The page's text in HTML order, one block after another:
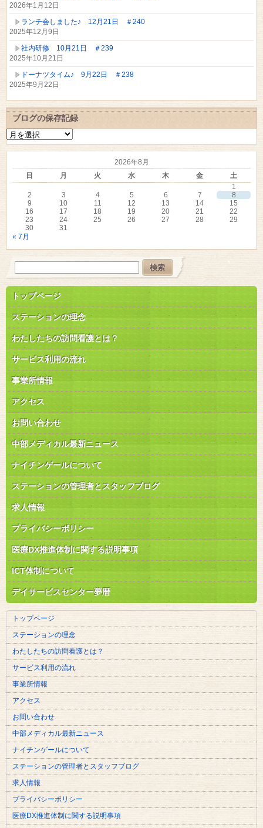
2026年1月12日
ランチ会しました♪ 12月21日 ＃240
2025年12月9日
社内研修 10月21日 ＃239
2025年10月21日
ドーナツタイム♪ 9月22日 ＃238
2025年9月22日
ブログの保存記録
ブ
ロ
グ
存
2026年8月
日
月 火 水 木 金
土
1
2
3 4 5 6 7
8
9
10 11 12 13 14
15
16
17 18 19 20 21
22
23
24 25 26 27 28
29
30
31
« 7月
トップページ
ステーションの理念
わたしたちの訪問看護とは？
サービス利用の流れ
事業所情報
アクセス
お問い合わせ
中部メディカル最新ニュース
ナイチンゲールについて
ステーションの管理者とスタッフブログ
求人情報
プライバシーポリシー
医療DX推進体制に関する説明事項
ICT体制について
デイサービスセンター夢暦
トップページ
ステーションの理念
わたしたちの訪問看護とは？
サービス利用の流れ
事業所情報
アクセス
お問い合わせ
中部メディカル最新ニュース
ナイチンゲールについて
ステーションの管理者とスタッフブログ
求人情報
プライバシーポリシー
医療DX推進体制に関する説明事項